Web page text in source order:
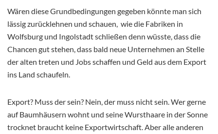
Wären diese Grundbedingungen gegeben könnte man sich
lässig zurücklehnen und schauen, wie die Fabriken in
Wolfsburg und Ingolstadt schließen denn wüsste, dass die
Chancen gut stehen, dass bald neue Unternehmen an Stelle
der alten treten und Jobs schaffen und Geld aus dem Export
ins Land schaufeln.
Export? Muss der sein? Nein, der muss nicht sein. Wer gerne
auf Baumhäusern wohnt und seine Wursthaare in der Sonne
trocknet braucht keine Exportwirtschaft. Aber alle anderen